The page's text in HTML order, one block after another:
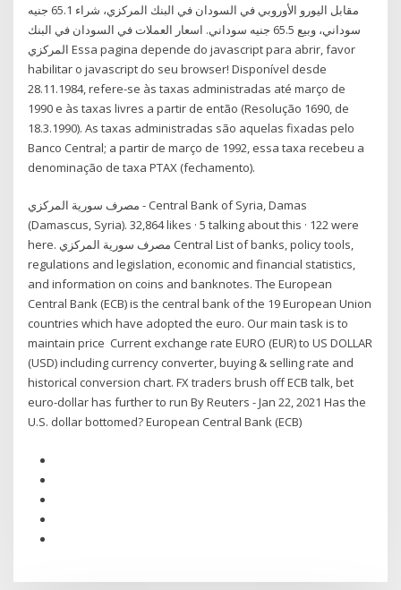
مقابل اليورو الأوروبي في السودان في البنك المركزي، شراء 65.1 جنيه
سوداني، وبيع 65.5 جنيه سوداني. اسعار العملات في السودان في البنك
المركزي Essa pagina depende do javascript para abrir, favor
habilitar o javascript do seu browser! Disponível desde
28.11.1984, refere-se às taxas administradas até março de
1990 e às taxas livres a partir de então (Resolução 1690, de
18.3.1990). As taxas administradas são aquelas fixadas pelo
Banco Central; a partir de março de 1992, essa taxa recebeu a
denominação de taxa PTAX (fechamento).
(Damascus, Syria). 32,864 likes · 5 talking about this · 122 were
here. ‎مصرف سورية المركزي Central List of banks, policy tools,
regulations and legislation, economic and financial statistics,
and information on coins and banknotes. The European
Central Bank (ECB) is the central bank of the 19 European Union
countries which have adopted the euro. Our main task is to
maintain price Current exchange rate EURO (EUR) to US DOLLAR
(USD) including currency converter, buying & selling rate and
historical conversion chart. FX traders brush off ECB talk, bet
euro-dollar has further to run By Reuters - Jan 22, 2021 Has the
U.S. dollar bottomed? European Central Bank (ECB)